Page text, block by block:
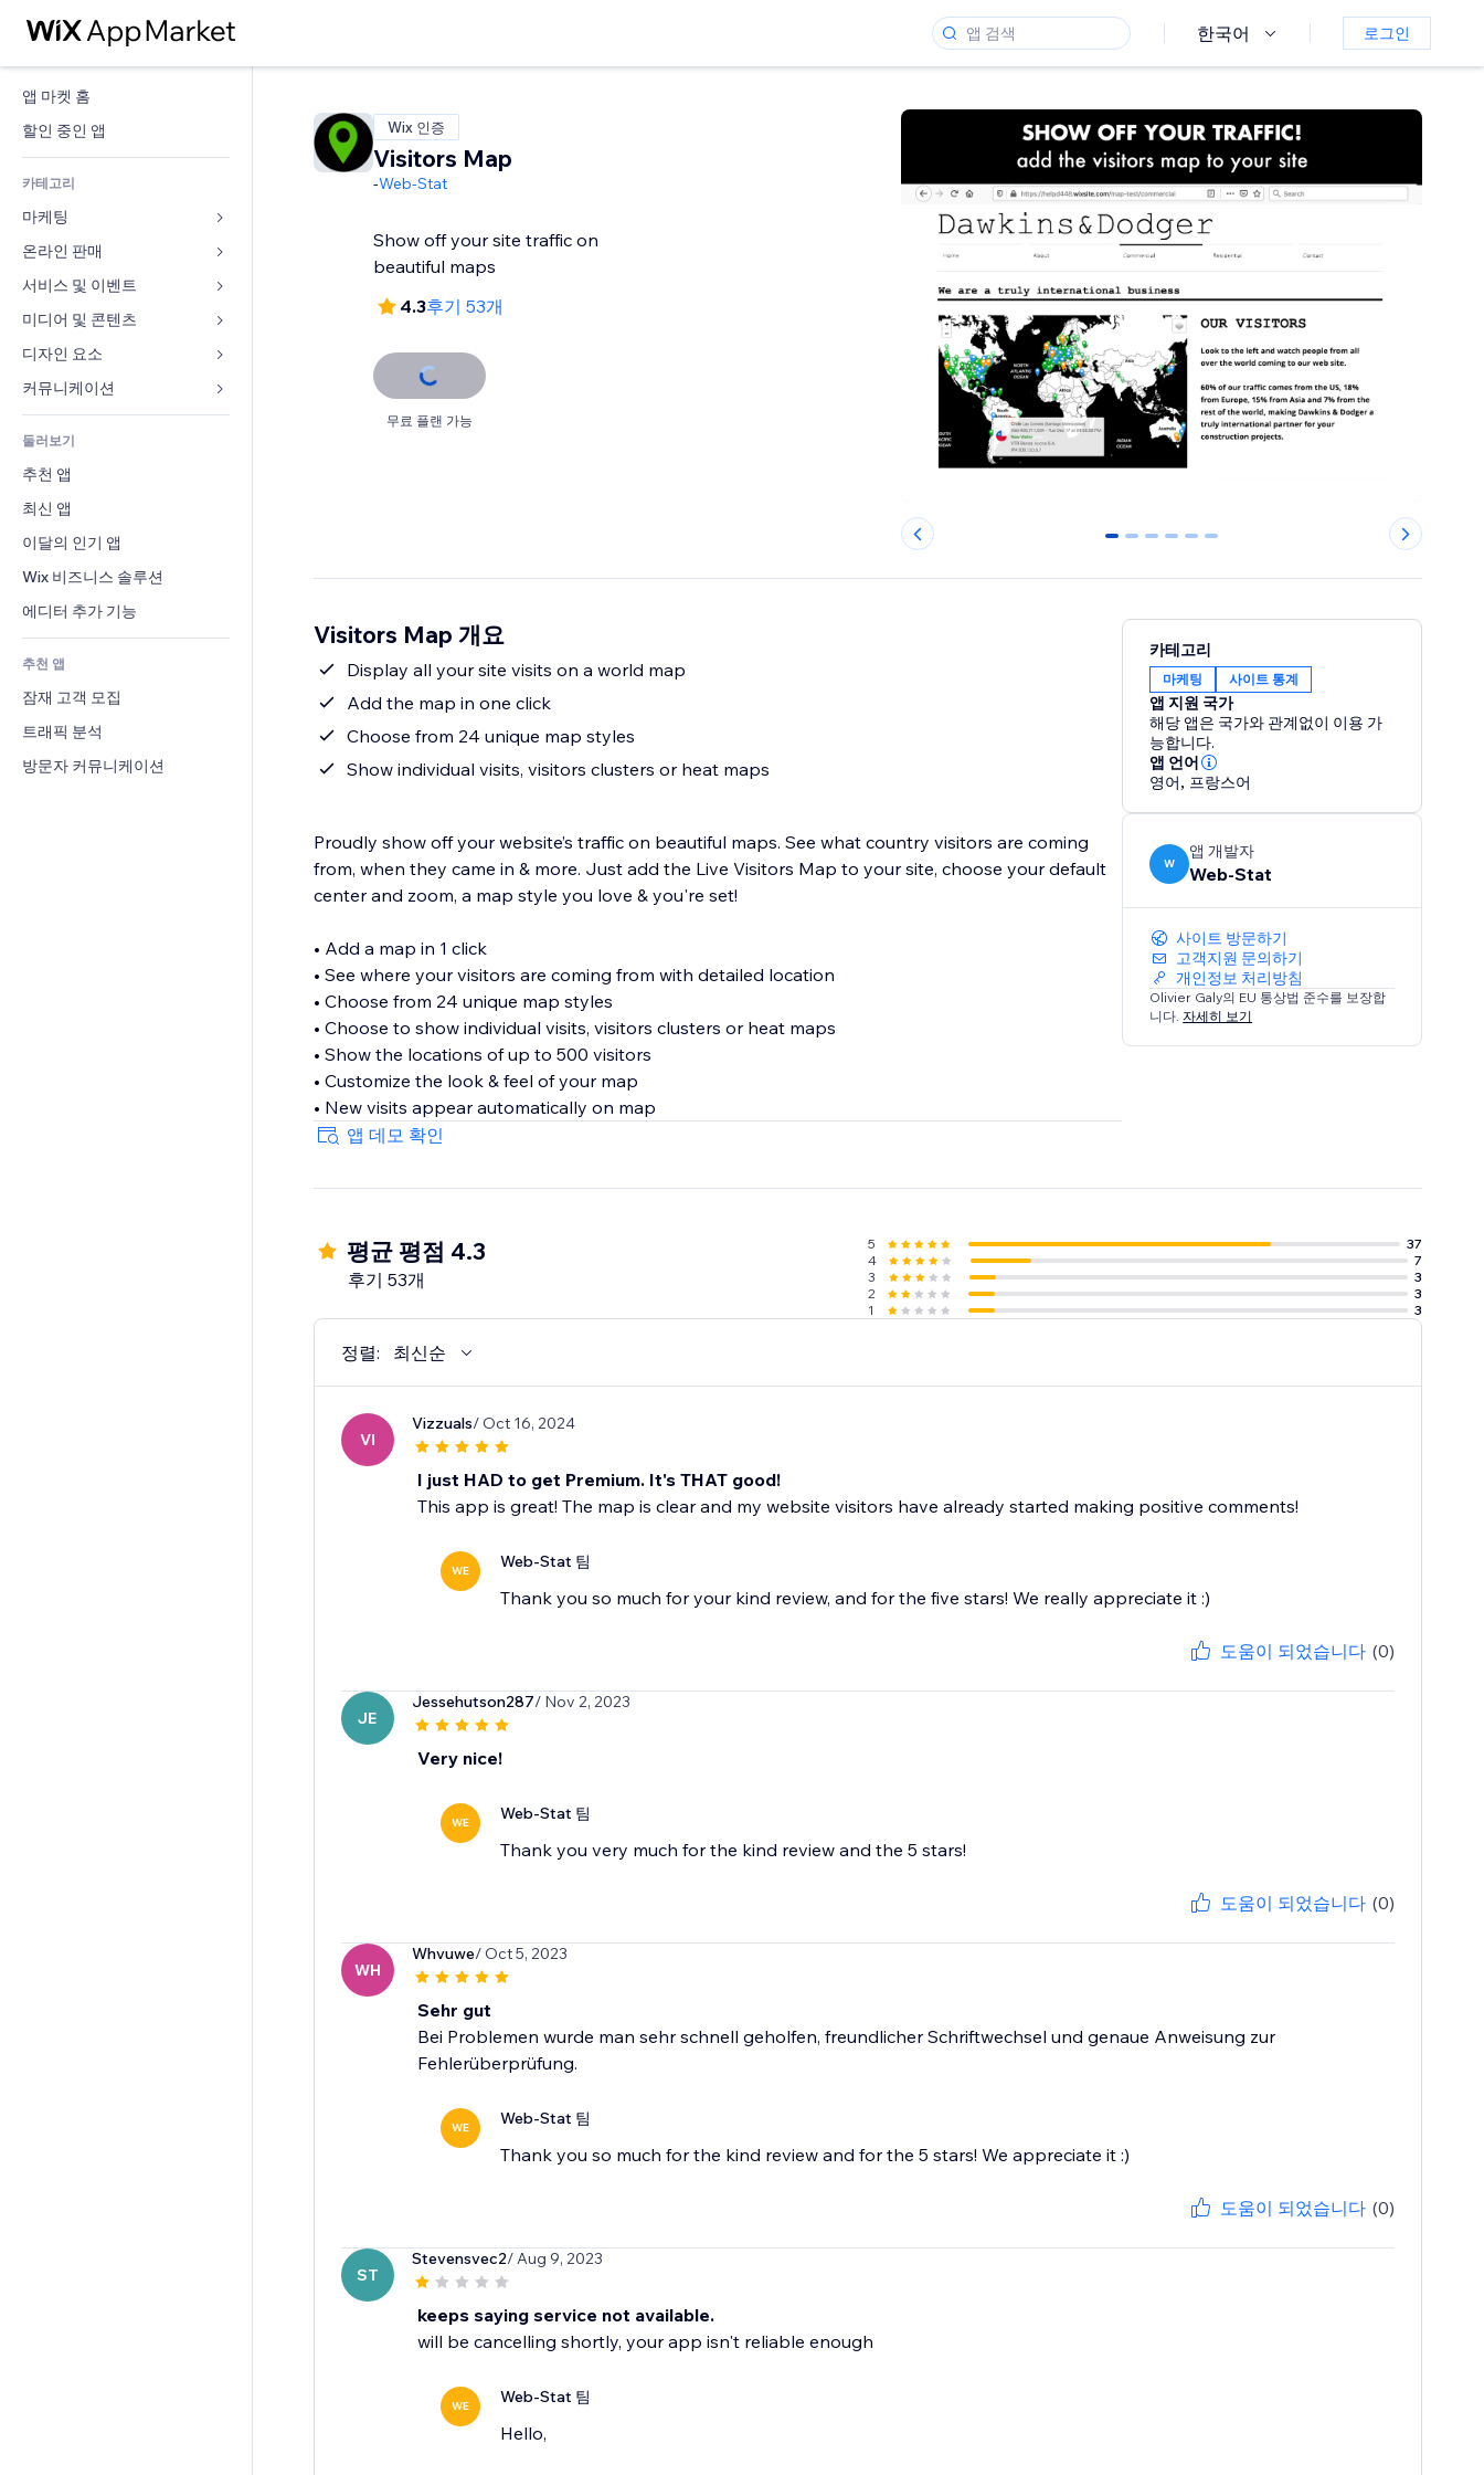
한국어 로그인
앱 마켓 홈
할인 중인 앱
카테고리
마케팅
광고
모바일
사이트 통계
사이트 목록
이메일
온라인 판매
쇼핑몰 관련 앱
배송
판매 버튼
회계
쿠폰 및 로열티
창고 서비스
식품 및 음료
서비스 및 이벤트
호텔
이벤트
음식점
부동산
예약
미디어 및 콘텐츠
갤러리
뮤직
팟캐스트
사진
동영상
PDF
파일 공유
소식
디자인 요소
지도 및 내비게이션
개인정보 및 보안
시계
페이지 템플릿
이미지 효과
버튼 & 메뉴
배너 및 배지
계산기
검색
일기예보
차트 및 표
양식
블로그
설문
채팅
메모
전화번호
커뮤니티
평가와 후기
CRM
둘러보기
추천 앱
최신 앱
이달의 인기 앱
Wix 비즈니스 솔루션
에디터 추가 기능
추천 앱
잠재 고객 모집
트래픽 분석
방문자 커뮤니케이션
Wix 인증
Visitors Map
-Web-Stat
Show off your site traffic on
beautiful maps
4.3후기 53개
무료 플랜 가능
0 1 2 3 4 5
Visitors Map 개요
Display all your site visits on a world map
Add the map in one click
Choose from 24 unique map styles
Show individual visits, visitors clusters or heat maps
Proudly show off your website’s traffic on beautiful maps. See what country visitors are coming
from, when they came in & more. Just add the Live Visitors Map to your site, choose your default
center and zoom, a map style you love & you're set!
• Add a map in 1 click
• See where your visitors are coming from with detailed location
• Choose from 24 unique map styles
• Choose to show individual visits, visitors clusters or heat maps
• Show the locations of up to 500 visitors
• Customize the look & feel of your map
• New visits appear automatically on map
앱 데모 확인
카테고리
마케팅 사이트 통계
앱 지원 국가
해당 앱은 국가와 관계없이 이용 가
능합니다.
앱 언어
영어, 프랑스어
W
앱 개발자
Web-Stat
사이트 방문하기
고객지원 문의하기
개인정보 처리방침
Olivier Galy의 EU 통상법 준수를 보장합
니다.자세히 보기
평균 평점 4.3
후기 53개
5
37
4
7
3
3
2
3
1
3
정렬: 최신순
VI
Vizzuals/ Oct 16, 2024
I just HAD to get Premium. It's THAT good!
This app is great! The map is clear and my website visitors have already started making positive comments!
WE Web-Stat 팀
Thank you so much for your kind review, and for the five stars! We really appreciate it :)
도움이 되었습니다 (0)
JE
Jessehutson287/ Nov 2, 2023
Very nice!
WE Web-Stat 팀
Thank you very much for the kind review and the 5 stars!
도움이 되었습니다 (0)
WH
Whvuwe/ Oct 5, 2023
Sehr gut
Bei Problemen wurde man sehr schnell geholfen, freundlicher Schriftwechsel und genaue Anweisung zur
Fehlerüberprüfung.
WE Web-Stat 팀
Thank you so much for the kind review and for the 5 stars! We appreciate it :)
도움이 되었습니다 (0)
ST
Stevensvec2/ Aug 9, 2023
keeps saying service not available.
will be cancelling shortly, your app isn't reliable enough
WE Web-Stat 팀
Hello,